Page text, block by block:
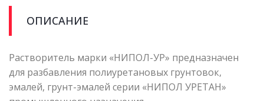
ОПИСАНИЕ
Растворитель марки «НИПОЛ-УР» предназначен
для разбавления полиуретановых грунтовок,
эмалей, грунт-эмалей серии «НИПОЛ УРЕТАН»